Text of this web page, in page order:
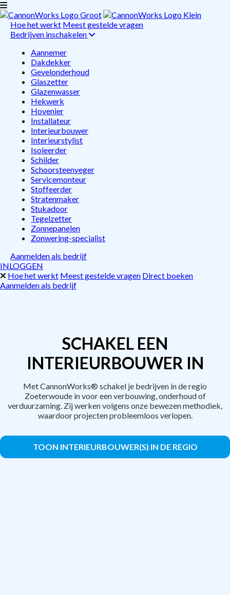
Hoe het werkt Meest gestelde vragen
Bedrijven inschakelen
Aannemer
Dakdekker
Gevelonderhoud
Glaszetter
Glazenwasser
Hekwerk
Hovenier
Installateur
Interieurbouwer
Interieurstylist
Isoleerder
Schilder
Schoorsteenveger
Servicemonteur
Stoffeerder
Stratenmaker
Stukadoor
Tegelzetter
Zonnepanelen
Zonwering-specialist
Aanmelden als bedrijf
INLOGGEN
Hoe het werkt Meest gestelde vragen Direct boeken
Aanmelden als bedrijf
SCHAKEL EEN
INTERIEURBOUWER IN
Met CannonWorks® schakel je bedrijven in de regio
Zoeterwoude in voor een verbouwing, onderhoud of
verduurzaming. Zij werken volgens onze bewezen methodiek,
waardoor projecten probleemloos verlopen.
TOON INTERIEURBOUWER(S) IN DE REGIO